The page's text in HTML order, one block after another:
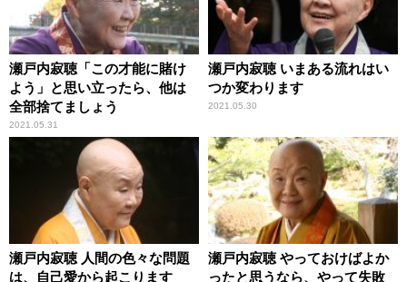
瀬戸内寂聴「この才能に賭け
よう」と思い立ったら、他は
全部捨てましょう
2021.05.31
瀬戸内寂聴 いまある流れはい
つか変わります
2021.05.30
瀬戸内寂聴 人間の色々な問題
は、自己愛から起こります
瀬戸内寂聴 やっておけばよか
ったと思うなら、やって失敗